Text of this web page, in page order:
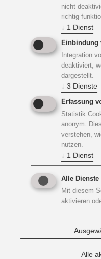
Mehrkosten der
Förderzuschüsse, um
Inanspruchnahme der
Wir beantragen für Sie
Planung und
angestrebte
energetische
Für kleine und
Wohnungsbau kann die
8.000 Euro Zuschuss
wenig investieren
nicht
richtig
↓ 1 Dienst
Einbindung
Integration
deaktiviert,
dargestellt.
↓ 3 Dienste
Erfassung
Statistik
anonym.
verstehen,
nutzen.
↓ 1 Dienst
Alle
Mit diesem
aktivieren
Alle